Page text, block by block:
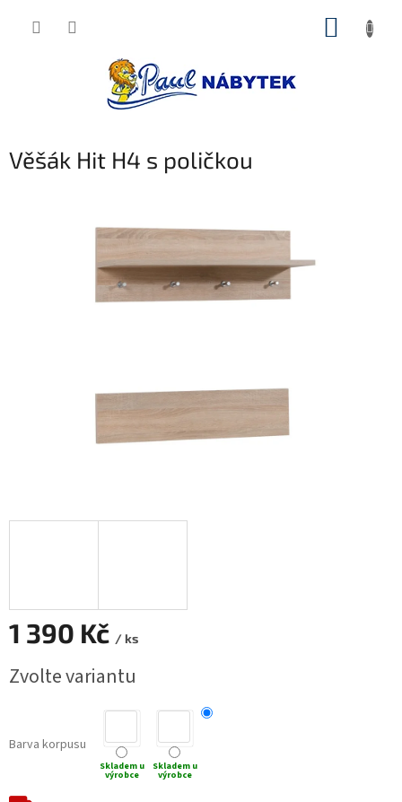
Věšák Hit H4 s poličkou
1 390 Kč / ks
cena:
Zvolte variantu
Barva korpusu
Skladem u
výrobce
Skladem u
výrobce